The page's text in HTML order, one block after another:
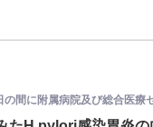
間に附属病院及び総合医療